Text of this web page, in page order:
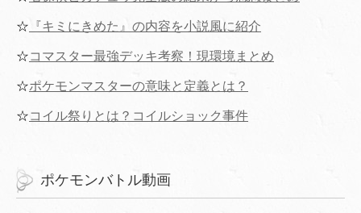
☆ 『キミにきめた』の内容を小説風に紹介
☆コマスター最強デッキ考察！現環境まとめ
☆ポケモンマスターの意味と定義とは？
☆コイル祭りとは？コイルショック事件
ポケモンバトル動画